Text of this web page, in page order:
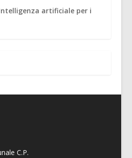
artificiale per i
C.P.